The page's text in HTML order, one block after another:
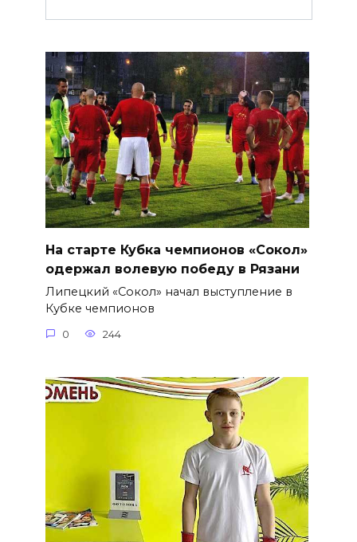
На старте Кубка чемпионов «Сокол»
одержал волевую победу в Рязани
Липецкий «Сокол» начал выступление в
Кубке чемпионов
0 244